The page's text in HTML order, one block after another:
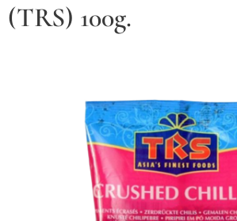
(TRS) 100g.